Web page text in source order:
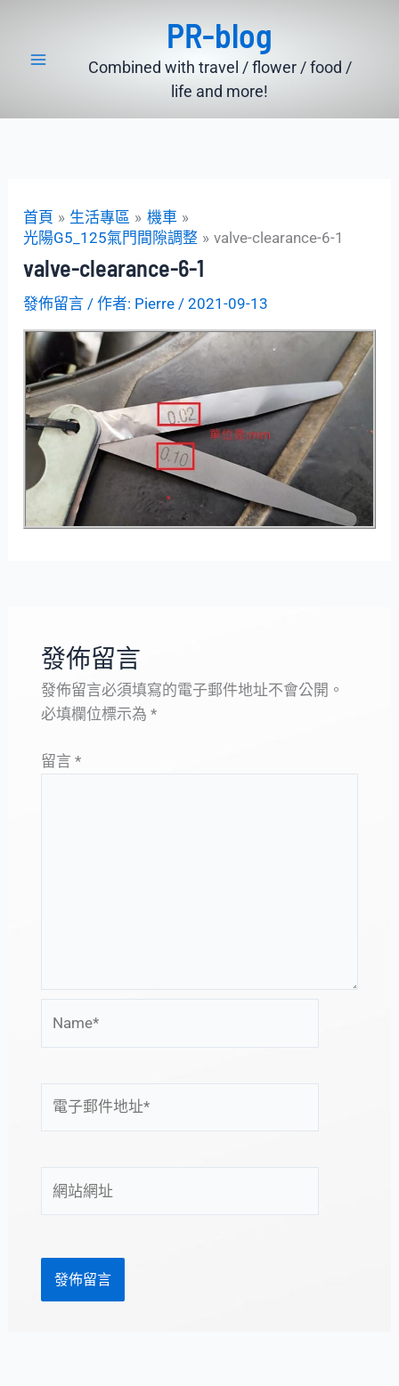
PR-blog
Combined with travel / flower / food /
life and more!
首頁 生活專區
機車
光陽G5_125氣門間隙調整
valve-clearance-6-1
valve-clearance-6-1
發佈留言 / 作者: Pierre /2021-09-13
發佈留言
發佈留言必須填寫的電子郵件地址不會公開。
必填欄位標示為 *
留言 *
子
地
站